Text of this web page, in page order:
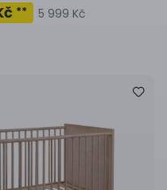
** 5 999 Kč